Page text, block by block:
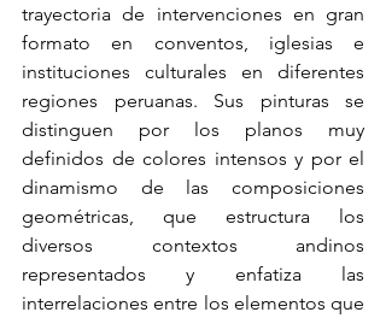
trayectoria de intervenciones en gran
formato en conventos, iglesias e
instituciones culturales en diferentes
regiones peruanas. Sus pinturas se
distinguen por los planos muy
definidos de colores intensos y por el
dinamismo de las composiciones
geométricas, que estructura los
diversos contextos andinos
representados y enfatiza las
interrelaciones entre los elementos que